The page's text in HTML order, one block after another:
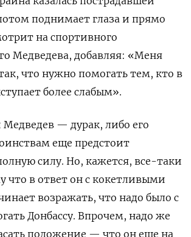
поднимает глаза и прямо
на спортивного
Медведева, добавляя: «Меня
что нужно помогать тем, кто в
более слабым».
— дурак, либо его
еще предстоит
силу. Но, кажется, все-таки
что в ответ он с кокетливыми
возражать, что надо было с
Донбассу. Впрочем, надо же
положение — что он еще на